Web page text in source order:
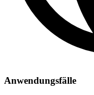
Anwendungsfälle